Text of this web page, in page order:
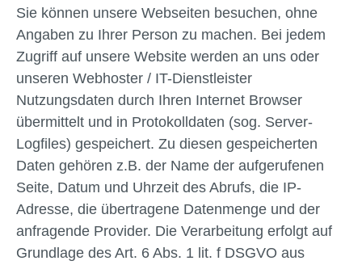
Sie können unsere Webseiten besuchen, ohne
Angaben zu Ihrer Person zu machen. Bei jedem
Zugriff auf unsere Website werden an uns oder
unseren Webhoster / IT-Dienstleister
Nutzungsdaten durch Ihren Internet Browser
übermittelt und in Protokolldaten (sog. Server-
Logfiles) gespeichert. Zu diesen gespeicherten
Daten gehören z.B. der Name der aufgerufenen
Seite, Datum und Uhrzeit des Abrufs, die IP-
Adresse, die übertragene Datenmenge und der
anfragende Provider. Die Verarbeitung erfolgt auf
Grundlage des Art. 6 Abs. 1 lit. f DSGVO aus